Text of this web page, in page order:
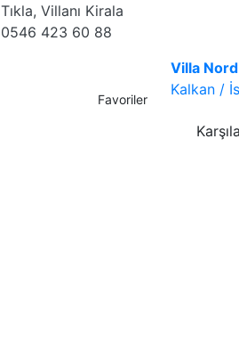
Tıkla, Villanı Kirala
0546 423 60 88
Favoriler
Villa Nord
Kalkan /